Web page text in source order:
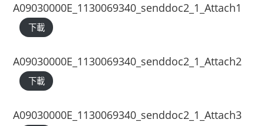
A09030000E_1130069340_senddoc2_1_Attach1
下載
A09030000E_1130069340_senddoc2_1_Attach2
下載
A09030000E_1130069340_senddoc2_1_Attach3